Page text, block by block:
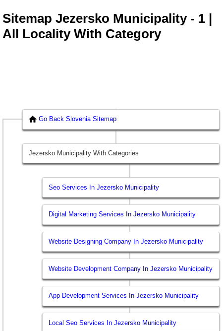
Sitemap Jezersko Municipality - 1 |
All Locality With Category
Go Back Slovenia Sitemap
Jezersko Municipality With Categories
Seo Services In Jezersko Municipality
Digital Marketing Services In Jezersko Municipality
Website Designing Company In Jezersko Municipality
Website Development Company In Jezersko Municipality
App Development Services In Jezersko Municipality
Local Seo Services In Jezersko Municipality